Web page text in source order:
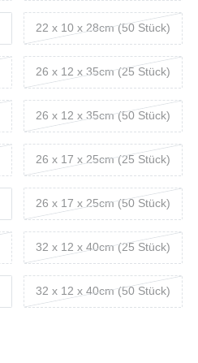
22 x 10 x 28cm (50 Stück)
26 x 12 x 35cm (25 Stück)
26 x 12 x 35cm (50 Stück)
26 x 17 x 25cm (25 Stück)
26 x 17 x 25cm (50 Stück)
32 x 12 x 40cm (25 Stück)
32 x 12 x 40cm (50 Stück)